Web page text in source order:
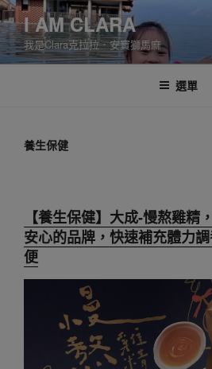
跳
至
主
要
I AM CLARA
我是Clara克拉拉．安寶獅馬麻
選單
養生保健
【養生保健】大成-慢熬雞精
安心的品牌，快速補充體力
便